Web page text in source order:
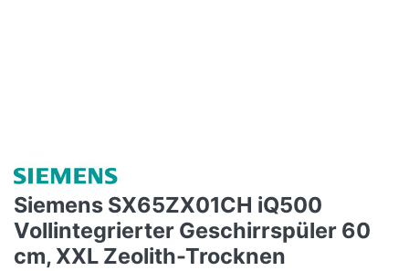
Siemens SX65ZX01CH iQ500
Vollintegrierter Geschirrspüler 60
cm, XXL Zeolith-Trocknen